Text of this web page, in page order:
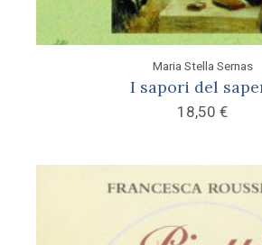
Maria Stella Sernas
I sapori del
18,50 €